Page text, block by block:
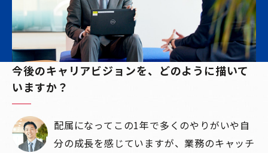
今後のキャリアビジョンを、どのように描いて
いますか？
配属になってこの1年で多くのやりがいや自
分の成長を感じていますが、業務のキャッチ